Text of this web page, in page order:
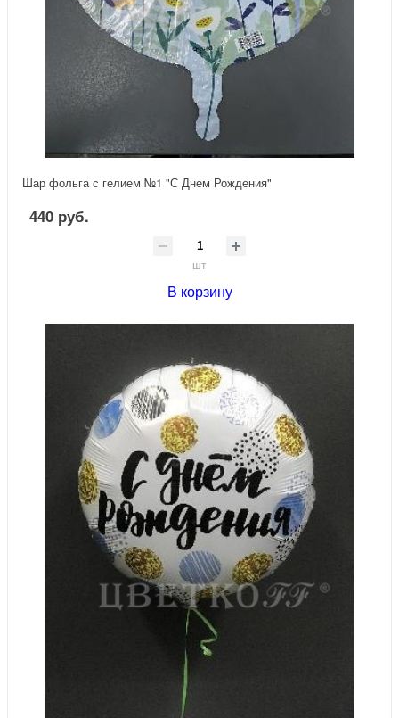
Шар фольга с гелием №1 "С Днем Рождения"
440 руб.
шт
В корзину